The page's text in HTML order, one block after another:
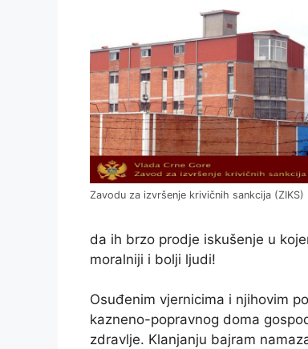
Zavodu za izvršenje krivičnih sankcija (ZIKS)
da ih brzo prodje iskušenje u
moralniji i bolji ljudi!
Osuđenim vjernicima i njihovim
kazneno-popravnog doma
zdravlje. Klanjanju bajram